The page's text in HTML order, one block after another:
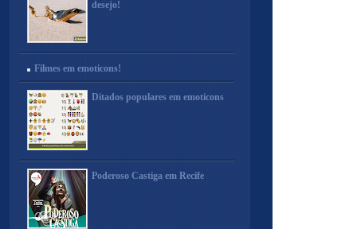
desejo!
Filmes em emoticons!
Ditados populares em emoticons
Poderoso Castiga em Recife